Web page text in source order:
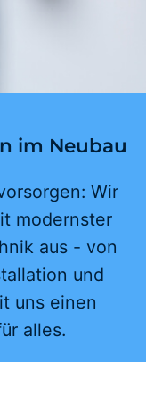
im Neubau
Wir
modernster
aus - von
und
uns einen
alles.